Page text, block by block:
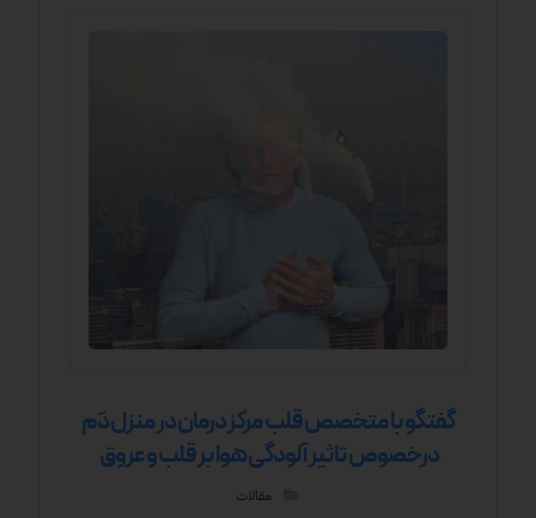
گفتگو با متخصص قلب مرکز درمان در منزل دَم
درخصوص تاثیر آلودگی هوا بر قلب و عروق
مقالات